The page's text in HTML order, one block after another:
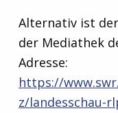
Alternativ ist
der Mediathek
Adresse:
https://
z/landesschau-